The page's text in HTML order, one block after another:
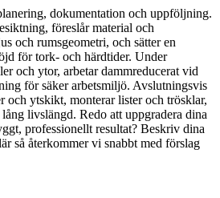
dokumentation och uppföljning.
föreslår material och
och rumsgeometri, och sätter en
för tork- och härdtider. Under
och ytor, arbetar dammreducerat vid
för säker arbetsmiljö. Avslutningsvis
och ytskikt, monterar lister och trösklar,
livslängd. Redo att uppgradera dina
professionellt resultat? Beskriv dina
så återkommer vi snabbt med förslag